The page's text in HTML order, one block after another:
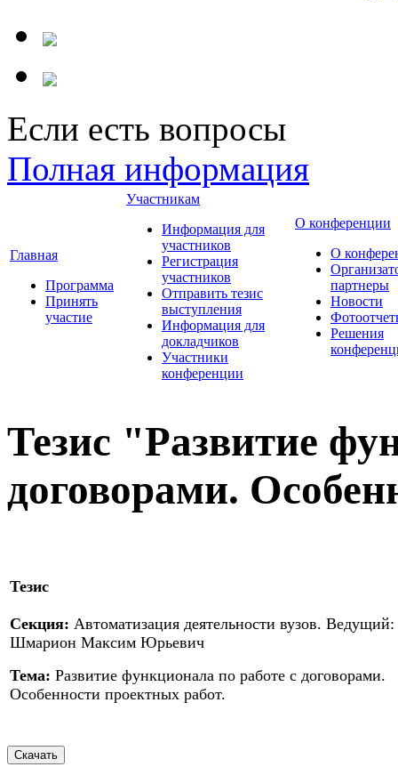
Если есть вопросы
Полная информация
Главная
Программа
Принять
участие
Участникам
Информация для
участников
Регистрация
участников
Отправить тезис
выступления
Информация для
докладчиков
Участники
конференции
О конференции
О
партнеры
Новости
Решения
Тезис "Развитие
договорами.
Тезис
Секция: Автоматизация деятельности вузов. Ведущий:
Шмарион Максим Юрьевич
Тема: Развитие функционала по работе с договорами.
Особенности проектных работ.